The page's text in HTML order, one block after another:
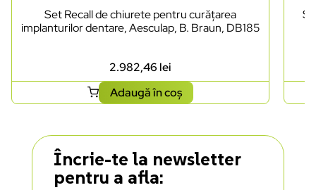
Set Recall de chiurete pentru curățarea
implanturilor dentare, Aesculap, B. Braun, DB185
2.982,46 lei
Adaugă în coș
Încrie-te la newsletter
pentru a afla: